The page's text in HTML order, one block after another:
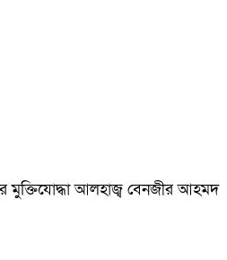
মুক্তিযোদ্ধা আলহাজ্ব বেনজীর আহমদ